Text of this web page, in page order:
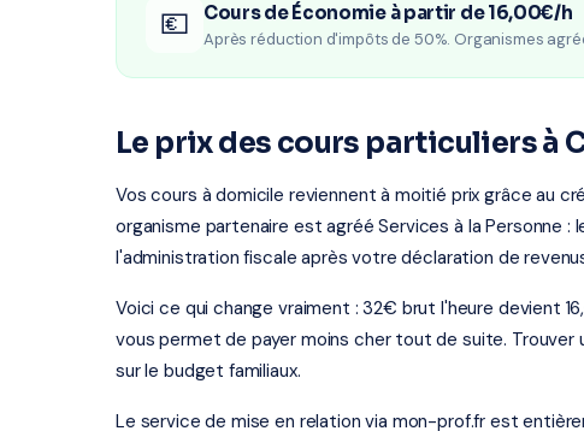
💶 Cours de Économie à partir de 16,00€/h
Après réduction d'impôts de 50%. Organismes
Le prix des cours particuliers à
Vos cours à domicile reviennent à moitié prix grâce au
organisme partenaire est agréé Services à la Personne
l'administration fiscale après votre déclaration de
Voici ce qui change vraiment : 32€ brut l'heure devient
vous permet de payer moins cher tout de suite. Trouver
sur le budget familiaux.
Le service de mise en relation via mon-prof.fr est